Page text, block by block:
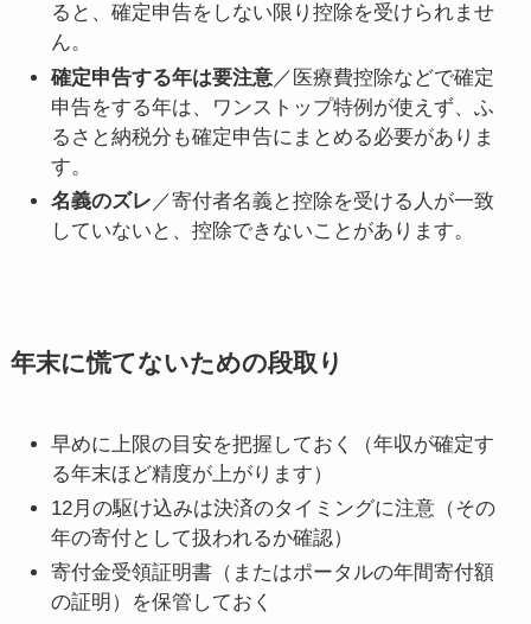
ると、確定申告をしない限り控除を受けられませ
ん。
確定申告する年は要注意 ／医療費控除などで確定
申告をする年は、ワンストップ特例が使えず、ふ
るさと納税分も確定申告にまとめる必要がありま
す。
名義のズレ ／寄付者名義と控除を受ける人が一致
していないと、控除できないことがあります。
年末に慌てないための段取り
早めに上限の目安を把握しておく（年収が確定す
る年末ほど精度が上がります）
12月の駆け込みは決済のタイミングに注意（その
年の寄付として扱われるか確認）
寄付金受領証明書（またはポータルの年間寄付額
の証明）を保管しておく